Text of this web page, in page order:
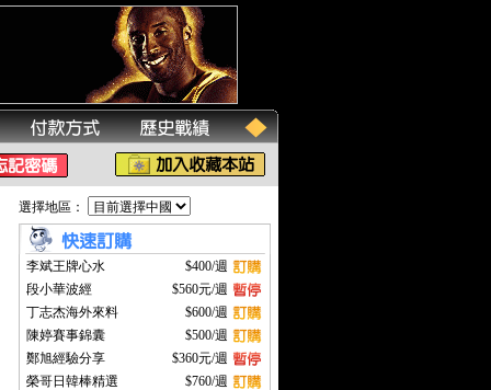
選擇地區：
李斌王牌心水
$400/週
段小華波經
$560元/週
丁志杰海外來料
$600/週
陳婷賽事錦囊
$500/週
鄭旭經驗分享
$360元/週
榮哥日韓棒精選
$760/週